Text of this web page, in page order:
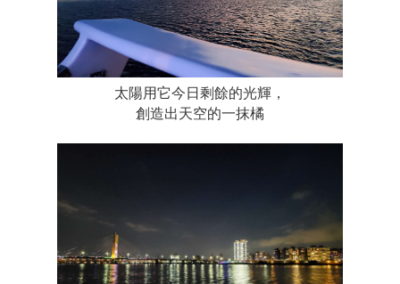
太陽用它今日剩餘的光輝，
創造出天空的一抹橘